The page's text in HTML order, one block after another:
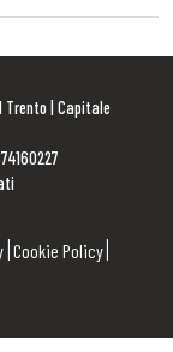
Trento | Capitale
Cookie Policy